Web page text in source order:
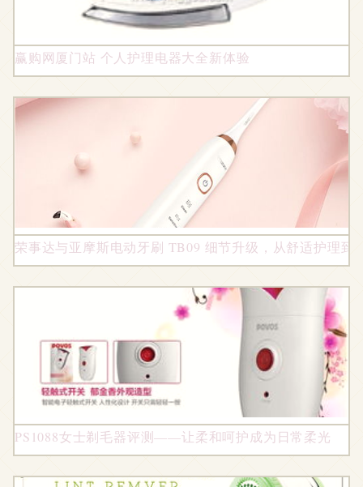
赢购网厦门站 个人护理电器大全新体验
荣事达与亚摩斯电动牙刷 TB09 细节升级，从舒适护理到
PS1088女士剃毛器评测——让柔和呵护成为日常柔光